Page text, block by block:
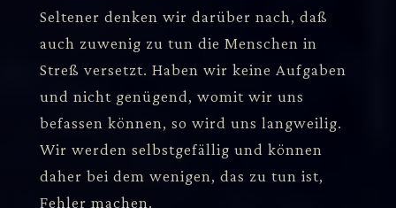
Seltener denken wir darüber nach, daß
auch zuwenig zu tun die Menschen in
Streß versetzt. Haben wir keine Aufgaben
und nicht genügend, womit wir uns
befassen können, so wird uns langweilig.
Wir werden selbstgefällig und können
daher bei dem wenigen, das zu tun ist,
Fehler machen.